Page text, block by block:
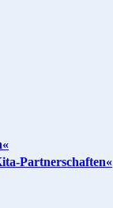
Partnerschaften«